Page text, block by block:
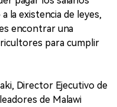
la existencia de leyes,
encontrar una
para cumplir
Director Ejecutivo de
de Malawi